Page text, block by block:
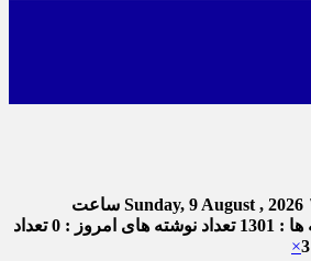
Sunday, 9 August , 2026 ساعت
1301 تعداد نوشته های امروز : 0
تعداد
×